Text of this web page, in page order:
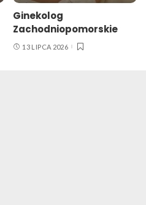
Ginekolog
Zachodniopomorskie
13 LIPCA 2026